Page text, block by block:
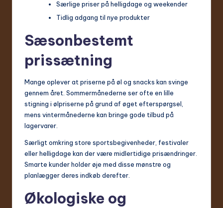
Særlige priser på helligdage og weekender
Tidlig adgang til nye produkter
Sæsonbestemt
prissætning
Mange oplever at priserne på øl og snacks kan svinge
gennem året. Sommermånederne ser ofte en lille
stigning i ølpriserne på grund af øget efterspørgsel,
mens vintermånederne kan bringe gode tilbud på
lagervarer.
Særligt omkring store sportsbegivenheder, festivaler
eller helligdage kan der være midlertidige prisændringer.
Smarte kunder holder øje med disse mønstre og
planlægger deres indkøb derefter.
Økologiske og